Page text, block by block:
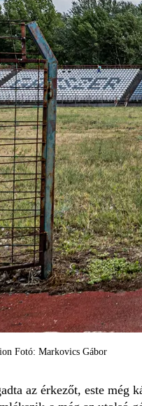
Fotó: Markovics Gábor
az érkezőt, este még